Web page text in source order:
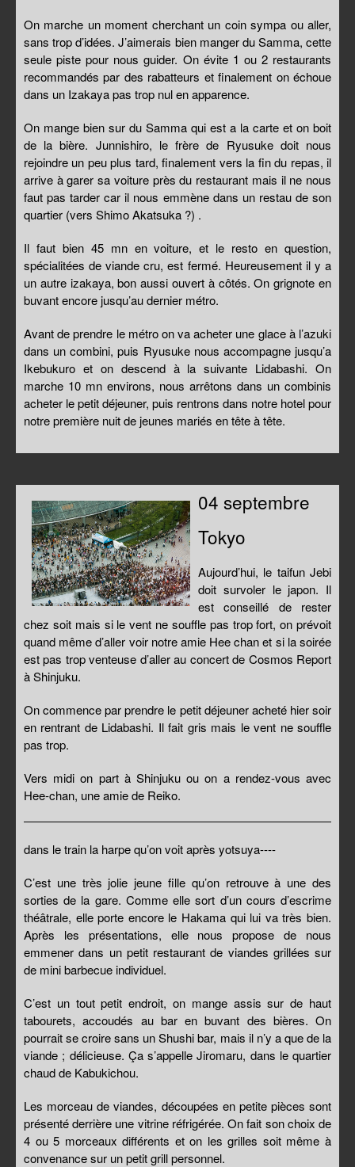
On marche un moment cherchant un coin sympa ou aller,
sans trop d’idées. J’aimerais bien manger du Samma, cette
seule piste pour nous guider. On évite 1 ou 2 restaurants
recommandés par des rabatteurs et finalement on échoue
dans un Izakaya pas trop nul en apparence.
On mange bien sur du Samma qui est a la carte et on boit
de la bière. Junnishiro, le frère de Ryusuke doit nous
rejoindre un peu plus tard, finalement vers la fin du repas, il
arrive à garer sa voiture près du restaurant mais il ne nous
faut pas tarder car il nous emmène dans un restau de son
quartier (vers Shimo Akatsuka ?) .
Il faut bien 45 mn en voiture, et le resto en question,
spécialitées de viande cru, est fermé. Heureusement il y a
un autre izakaya, bon aussi ouvert à côtés. On grignote en
buvant encore jusqu’au dernier métro.
Avant de prendre le métro on va acheter une glace à l’azuki
dans un combini, puis Ryusuke nous accompagne jusqu’a
Ikebukuro et on descend à la suivante Lidabashi. On
marche 10 mn environs, nous arrêtons dans un combinis
acheter le petit déjeuner, puis rentrons dans notre hotel pour
notre première nuit de jeunes mariés en tête à tête.
04 septembre
Tokyo
Aujourd’hui, le taifun Jebi
doit survoler le japon. Il
est conseillé de rester
chez soit mais si le vent ne souffle pas trop fort, on prévoit
quand même d’aller voir notre amie Hee chan et si la soirée
est pas trop venteuse d’aller au concert de Cosmos Report
à Shinjuku.
On commence par prendre le petit déjeuner acheté hier soir
en rentrant de Lidabashi. Il fait gris mais le vent ne souffle
pas trop.
Vers midi on part à Shinjuku ou on a rendez-vous avec
Hee-chan, une amie de Reiko.
dans le train la harpe qu’on voit après yotsuya----
C’est une très jolie jeune fille qu’on retrouve à une des
sorties de la gare. Comme elle sort d’un cours d’escrime
théâtrale, elle porte encore le Hakama qui lui va très bien.
Après les présentations, elle nous propose de nous
emmener dans un petit restaurant de viandes grillées sur
de mini barbecue individuel.
C’est un tout petit endroit, on mange assis sur de haut
tabourets, accoudés au bar en buvant des bières. On
pourrait se croire sans un Shushi bar, mais il n’y a que de la
viande ; délicieuse. Ça s’appelle Jiromaru, dans le quartier
chaud de Kabukichou.
Les morceau de viandes, découpées en petite pièces sont
présenté derrière une vitrine réfrigérée. On fait son choix de
4 ou 5 morceaux différents et on les grilles soit même à
convenance sur un petit grill personnel.